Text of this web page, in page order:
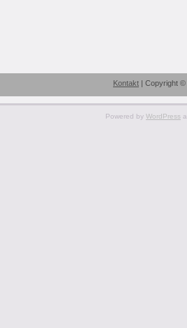
Kontakt | Copyright ©
Powered by WordPress